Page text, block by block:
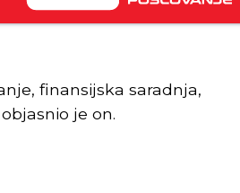
finansijska saradnja,
je on.